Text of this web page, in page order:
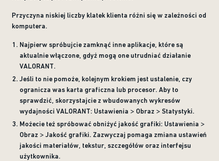
Przyczyna niskiej liczby klatek klienta różni się w zależności od
komputera.
Najpierw spróbujcie zamknąć inne aplikacje, które są
aktualnie włączone, gdyż mogą one utrudniać działanie
VALORANT.
Jeśli to nie pomoże, kolejnym krokiem jest ustalenie, czy
ogranicza was karta graficzna lub procesor. Aby to
sprawdzić, skorzystajcie z wbudowanych wykresów
wydajności VALORANT: Ustawienia > Obraz > Statystyki.
Możecie też spróbować obniżyć jakość grafiki: Ustawienia >
Obraz > Jakość grafiki. Zazwyczaj pomaga zmiana ustawień
jakości materiałów, tekstur, szczegółów oraz interfejsu
użytkownika.